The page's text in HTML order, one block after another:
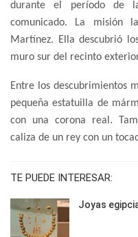
durante el período de
comunicado. La misión
Martínez. Ella descubrió
muro sur del recinto
Entre los descubrimientos
pequeña estatuilla de
con una corona real.
caliza de un rey con un
TE PUEDE INTERESAR:
Joyas